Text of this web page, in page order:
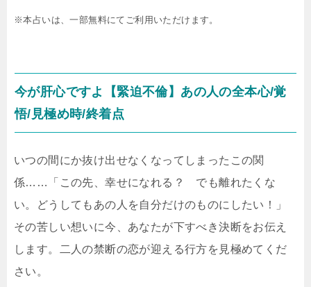
※本占いは、一部無料にてご利用いただけます。
今が肝心ですよ【緊迫不倫】あの人の全本心/覚
悟/見極め時/終着点
いつの間にか抜け出せなくなってしまったこの関
係……「この先、幸せになれる？ でも離れたくな
い。どうしてもあの人を自分だけのものにしたい！」
その苦しい想いに今、あなたが下すべき決断をお伝え
します。二人の禁断の恋が迎える行方を見極めてくだ
さい。